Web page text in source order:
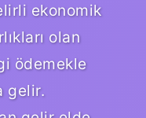
ekonomik
olan
ödemekle
gelir.